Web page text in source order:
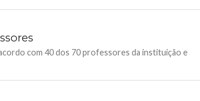
com 40 dos 70 professores da instituição e